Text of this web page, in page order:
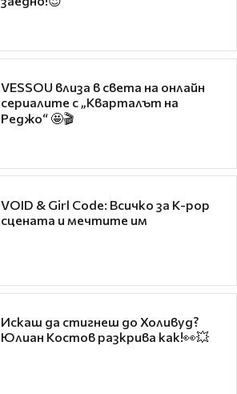
VESSOU влиза в света на онлайн
сериалите с „Кварталът на
Реджо“ 🤩🎬
VOID & Girl Code: Всичко за K-pop
сцената и мечтите им
Искаш да стигнеш до Холивуд?
Юлиан Костов разкрива как!👀💥